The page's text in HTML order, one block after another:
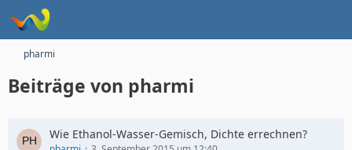
pharmi
Beiträge von pharmi
Wie Ethanol-Wasser-Gemisch, Dichte errechnen?